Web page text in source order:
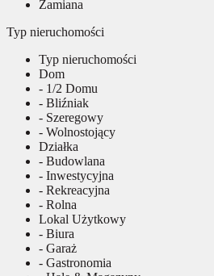
Zamiana
Typ nieruchomości
Typ nieruchomości
Dom
- 1/2 Domu
- Bliźniak
- Szeregowy
- Wolnostojący
Działka
- Budowlana
- Inwestycyjna
- Rekreacyjna
- Rolna
Lokal Użytkowy
- Biura
- Garaż
- Gastronomia